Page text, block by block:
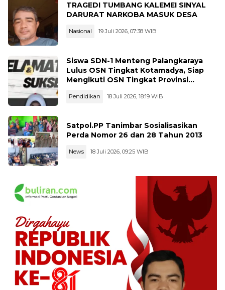
TRAGEDI TUMBANG KALEMEI SINYAL
DARURAT NARKOBA MASUK DESA
Nasional 19 Juli 2026, 07:38 WIB
Siswa SDN-1 Menteng Palangkaraya
Lulus OSN Tingkat Kotamadya, Siap
Mengikuti OSN Tingkat Provinsi
Pendidikan 18 Juli 2026, 18:19 WIB
Satpol.PP Tanimbar Sosialisasikan
Perda Nomor 26 dan 28 Tahun 2013
News 18 Juli 2026, 09:25 WIB